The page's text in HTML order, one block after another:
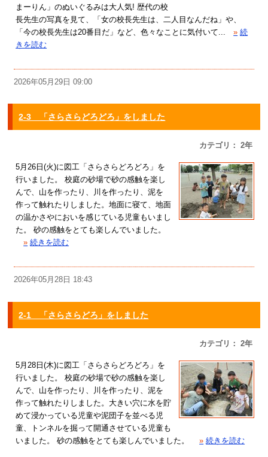
まーりん」のぬいぐるみは大人気! 歴代の校
長先生の写真を見て、「女の校長先生は、二人目なんだね」や、
「今の校長先生は20番目だ」など、色々なことに気付いて...
» 続
きを読む
2026年05月29日 09:00
2-3 「さらさらどろどろ」をしました
カテゴリ： 2年
5月26日(火)に図工「さらさらどろどろ」を
行いました。 校庭の砂場で砂の感触を楽し
んで、山を作ったり、川を作ったり、泥を
作って触れたりしました。地面に寝て、地面
の温かさやにおいを感じている児童もいまし
た。 砂の感触をとても楽しんでいました。
» 続きを読む
2026年05月28日 18:43
2-1 「さらさらどろ」をしました
カテゴリ： 2年
5月28日(木)に図工「さらさらどろどろ」を
行いました。 校庭の砂場で砂の感触を楽し
んで、山を作ったり、川を作ったり、泥を
作って触れたりしました。大きい穴に水を貯
めて浸かっている児童や泥団子を並べる児
童、トンネルを掘って開通させている児童も
いました。 砂の感触をとても楽しんでいました。
» 続きを読む